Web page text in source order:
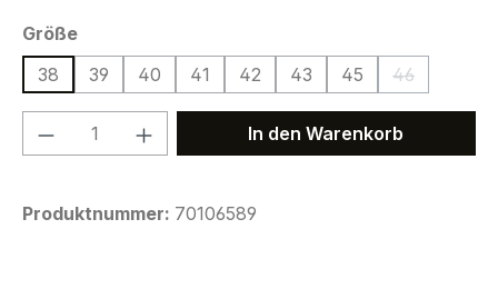
Größeauswählen
38
39 40 41 42 43 45 46
(Diese
Produkt Anzahl: Gib denIn den Warenkorb
Produktnummer: 70106589